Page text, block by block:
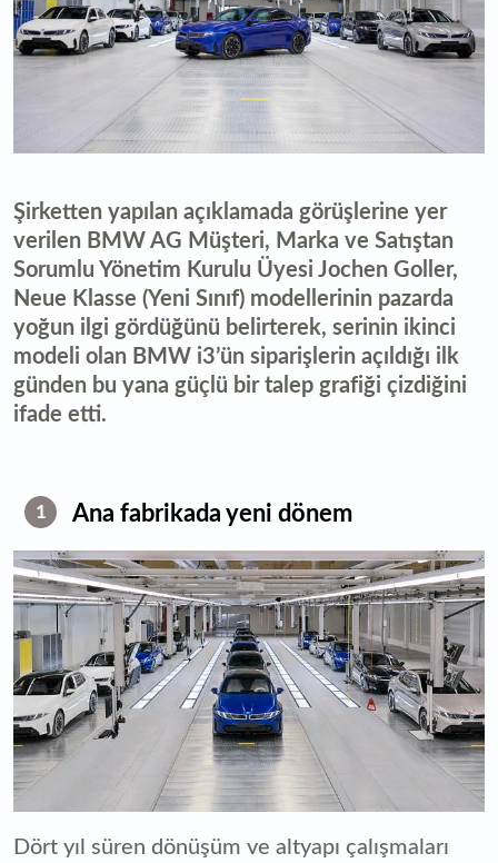
Şirketten yapılan açıklamada görüşlerine yer
verilen BMW AG Müşteri, Marka ve Satıştan
Sorumlu Yönetim Kurulu Üyesi Jochen Goller,
Neue Klasse (Yeni Sınıf) modellerinin pazarda
yoğun ilgi gördüğünü belirterek, serinin ikinci
modeli olan BMW i3’ün siparişlerin açıldığı ilk
günden bu yana güçlü bir talep grafiği çizdiğini
ifade etti.
1 Ana fabrikada yeni dönem
Dört yıl süren dönüşüm ve altyapı çalışmaları